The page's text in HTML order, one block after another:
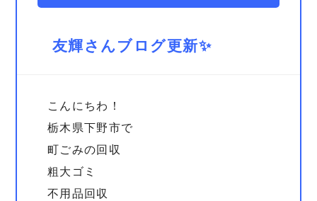
友輝さんブログ更新✨
こんにちわ！
栃木県下野市で
町ごみの回収
粗大ゴミ
不用品回収